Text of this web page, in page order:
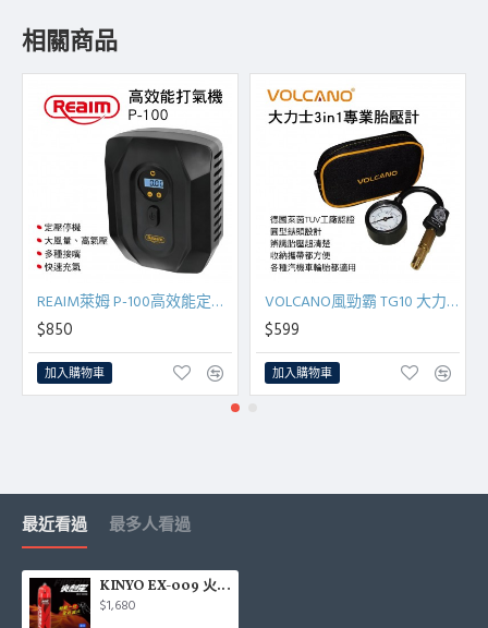
相關商品
REAIM萊姆 P-100高效能定壓停機打氣機
$850
加入購物車
VOLCANO風勁霸 TG10 大力士3in1專業胎壓計
$599
加入購物車
最近看過 最多人看過
KINYO EX-009 火剋星泡沫滅火器-車用
$1,680